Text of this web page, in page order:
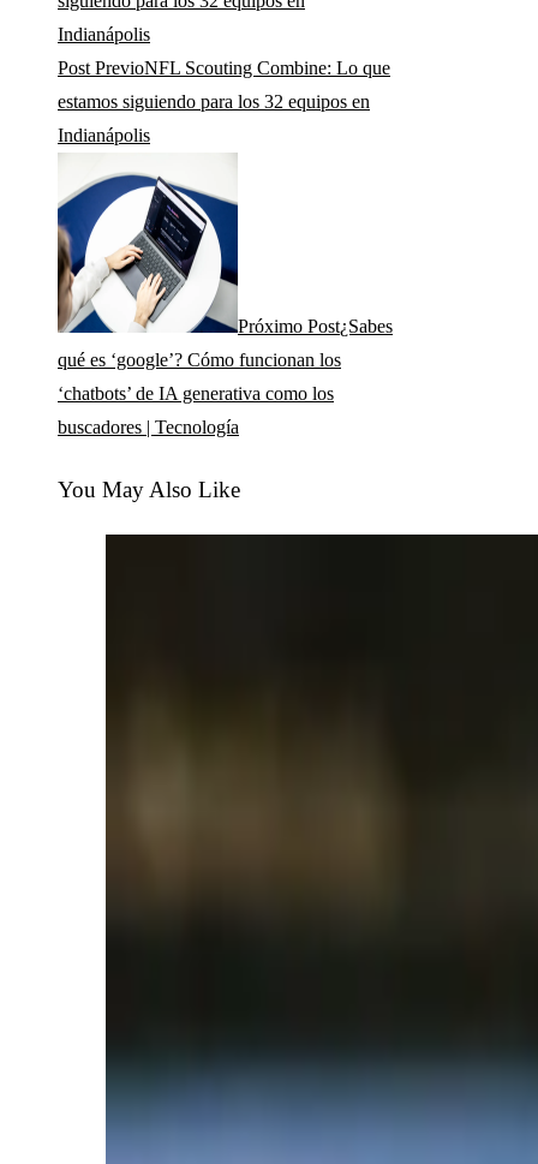
Post PrevioNFL Scouting Combine: Lo que
estamos siguiendo para los 32 equipos en
Indianápolis
Próximo Post¿Sabes
qué es ‘google’? Cómo funcionan los
‘chatbots’ de IA generativa como los
buscadores | Tecnología
You May Also Like